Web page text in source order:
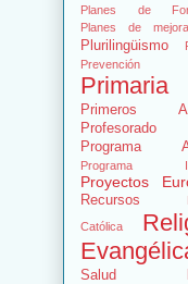
Planes de
Planes de mejora
Plurilingüismo
Primaria
Primeros
Profesorado
Programa
Programa
Proyectos
Recursos
Católica
Salud